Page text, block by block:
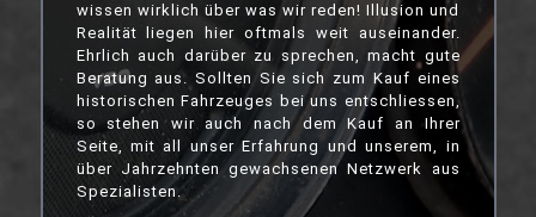
wissen wirklich über was wir reden! Illusion und
Realität liegen hier oftmals weit auseinander.
Ehrlich auch darüber zu sprechen, macht gute
Beratung aus. Sollten Sie sich zum Kauf eines
historischen Fahrzeuges bei uns entschliessen,
so stehen wir auch nach dem Kauf an Ihrer
Seite, mit all unser Erfahrung und unserem, in
über Jahrzehnten gewachsenen Netzwerk aus
Spezialisten.